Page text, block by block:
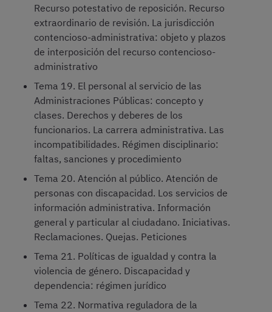
Recurso potestativo de reposición. Recurso
extraordinario de revisión. La jurisdicción
contencioso-administrativa: objeto y plazos
de interposición del recurso contencioso-
administrativo
Tema 19. El personal al servicio de las
Administraciones Públicas: concepto y
clases. Derechos y deberes de los
funcionarios. La carrera administrativa. Las
incompatibilidades. Régimen disciplinario:
faltas, sanciones y procedimiento
Tema 20. Atención al público. Atención de
personas con discapacidad. Los servicios de
información administrativa. Información
general y particular al ciudadano. Iniciativas.
Reclamaciones. Quejas. Peticiones
Tema 21. Políticas de igualdad y contra la
violencia de género. Discapacidad y
dependencia: régimen jurídico
Tema 22. Normativa reguladora de la